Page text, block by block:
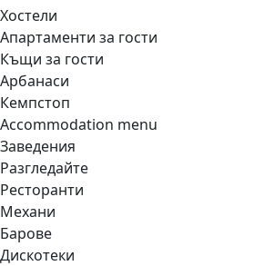
Хостели
Апартаменти за гости
Къщи за гости
Арбанаси
Кемпстоп
Accommodation menu
Заведения
Разгледайте
Ресторанти
Механи
Барове
Дискотеки